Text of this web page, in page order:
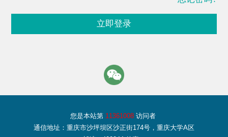
立即登录
您是本站第 11361008 访问者
通信地址：重庆市沙坪坝区沙正街174号，重庆大学A区